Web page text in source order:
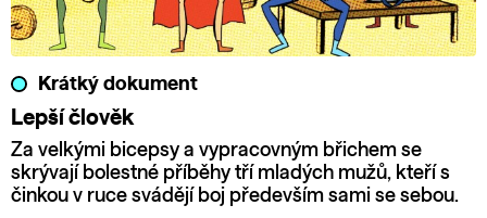
Krátký dokument
Lepší člověk
Za velkými bicepsy a vypracovným břichem se
skrývají bolestné příběhy tří mladých mužů, kteří s
činkou v ruce svádějí boj především sami se sebou.